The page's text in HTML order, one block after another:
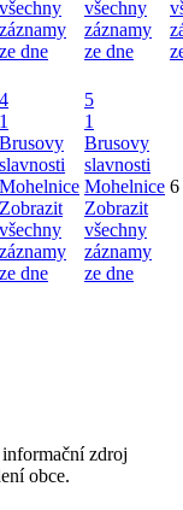
všechny
záznamy
ze dne
všechny
záznamy
ze dne
4
1
Brusovy
slavnosti
Mohelnice
Zobrazit
všechny
záznamy
ze dne
5
1
Brusovy
slavnosti
Mohelnice
Zobrazit
všechny
záznamy
ze dne
6
zdroj
obce.